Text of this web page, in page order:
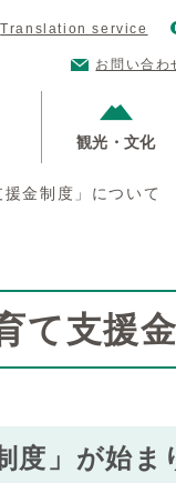
Translation service
お問い合わ
観光・文化
金制度」について
て支援
度」が始ま